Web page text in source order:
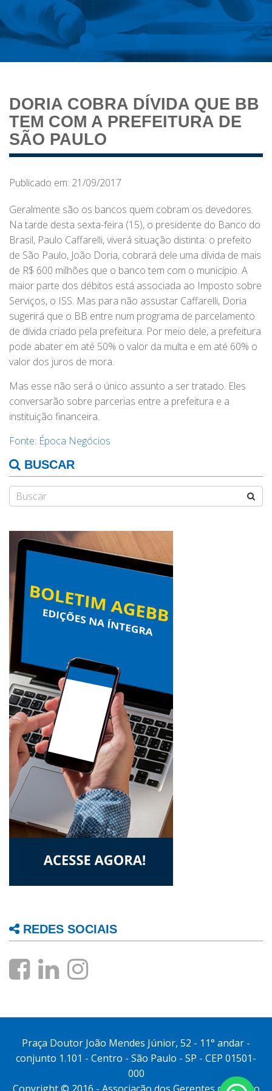
DORIA COBRA DÍVIDA QUE BB
TEM COM A PREFEITURA DE
SÃO PAULO
Publicado em: 21/09/2017
Geralmente são os bancos quem cobram os devedores.
Na tarde desta sexta-feira (15), o presidente do Banco do
Brasil, Paulo Caffarelli, viverá situação distinta: o prefeito
de São Paulo, João Doria, cobrará dele uma dívida de mais
de R$ 600 milhões que o banco tem com o município. A
maior parte dos débitos está associada ao Imposto sobre
Serviços, o ISS. Mas para não assustar Caffarelli, Doria
sugerirá que o BB entre num programa de parcelamento
de dívida criado pela prefeitura. Por meio dele, a prefeitura
pode abater em até 50% o valor da multa e em até 60% o
valor dos juros de mora.
Mas esse não será o único assunto a ser tratado. Eles
conversarão sobre parcerias entre a prefeitura e a
instituição financeira.
Fonte: Época Negócios
BUSCAR
REDES SOCIAIS
Praça Doutor João Mendes Júnior, 52 - 11° andar -
conjunto 1.101 - Centro - São Paulo - SP - CEP 01501-
000